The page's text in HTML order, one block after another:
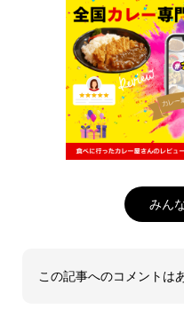
みん
この記事へのコメントは